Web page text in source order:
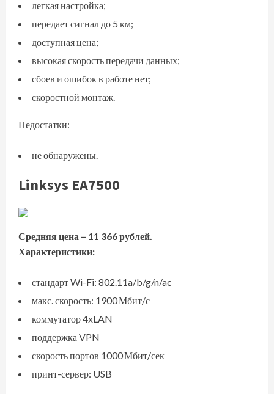
легкая настройка;
передает сигнал до 5 км;
доступная цена;
высокая скорость передачи данных;
сбоев и ошибок в работе нет;
скоростной монтаж.
Недостатки:
не обнаружены.
Linksys EA7500
Средняя цена – 11 366 рублей.
Характеристики:
стандарт Wi-Fi: 802.11a/b/g/n/ac
макс. скорость: 1900 Мбит/с
коммутатор 4xLAN
поддержка VPN
скорость портов 1000 Мбит/сек
принт-сервер: USB